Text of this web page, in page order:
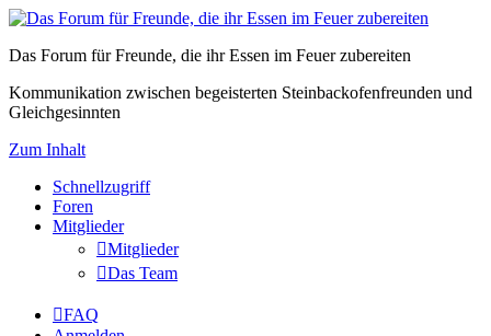
Das Forum für Freunde, die ihr Essen im Feuer zubereiten
Kommunikation zwischen begeisterten Steinbackofenfreunden und
Gleichgesinnten
Zum Inhalt
Schnellzugriff
Foren
Mitglieder
Mitglieder
Das Team
FAQ